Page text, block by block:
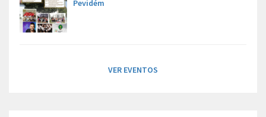
Pevidém
VER EVENTOS